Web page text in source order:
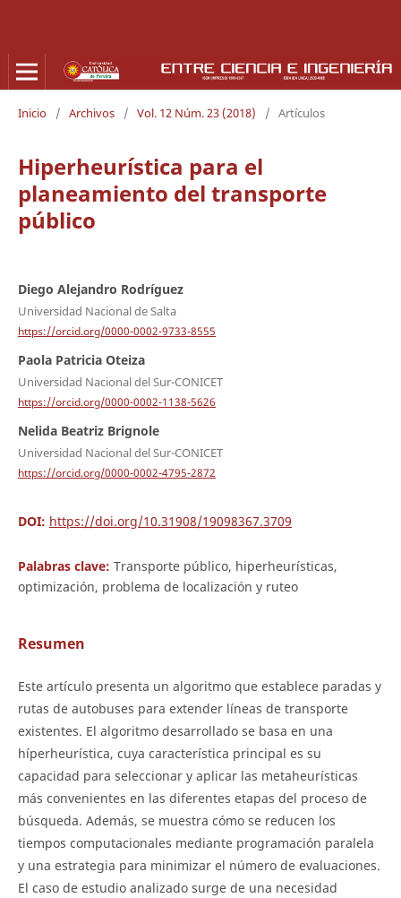
Inicio / Archivos / Vol. 12 Núm. 23 (2018) / Artículos
Hiperheurística para el
planeamiento del transporte
público
Diego Alejandro Rodríguez
Universidad Nacional de Salta
https://orcid.org/0000-0002-9733-8555
Paola Patricia Oteiza
Universidad Nacional del Sur-CONICET
https://orcid.org/0000-0002-1138-5626
Nelida Beatriz Brignole
Universidad Nacional del Sur-CONICET
https://orcid.org/0000-0002-4795-2872
DOI: https://doi.org/10.31908/19098367.3709
Palabras clave: Transporte público, hiperheurísticas,
optimización, problema de localización y ruteo
Resumen
Este artículo presenta un algoritmo que establece paradas y
rutas de autobuses para extender líneas de transporte
existentes. El algoritmo desarrollado se basa en una
híperheurística, cuya característica principal es su
capacidad para seleccionar y aplicar las metaheurísticas
más convenientes en las diferentes etapas del proceso de
búsqueda. Además, se muestra cómo se reducen los
tiempos computacionales mediante programación paralela
y una estrategia para minimizar el número de evaluaciones.
El caso de estudio analizado surge de una necesidad